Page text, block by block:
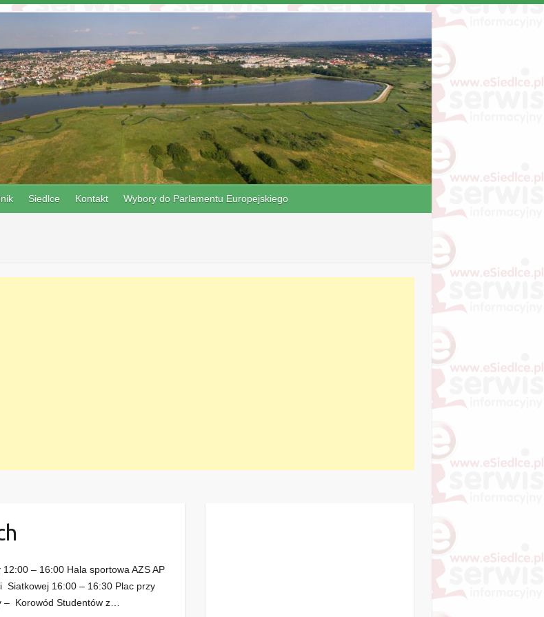
Siedlce Kontakt Wybory do Parlamentu Europejskiego
– 16:00 Hala sportowa AZS AP
Siatkowej 16:00 – 16:30 Plac przy
– Korowód Studentów z…